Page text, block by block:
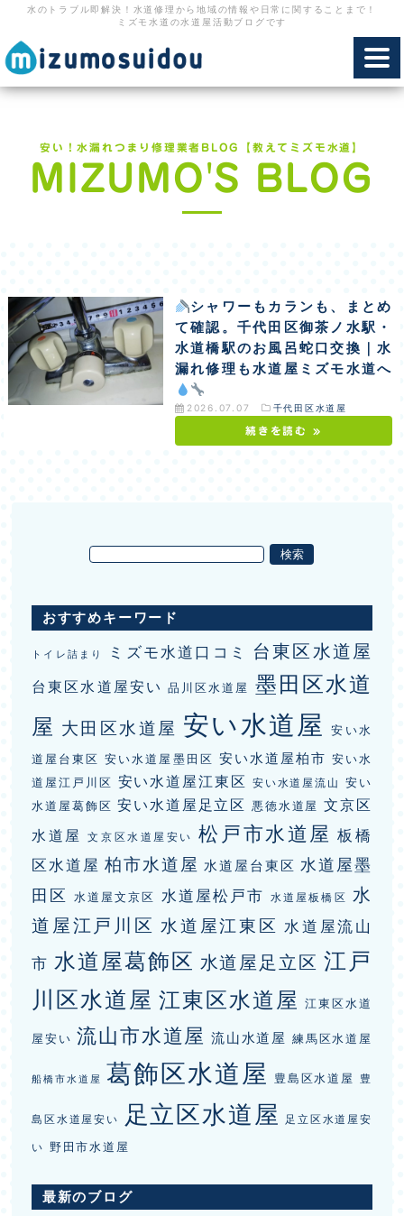
水のトラブル即解決！水道修理から地域の情報や日常に関することまで！
ミズモ水道の水道屋活動ブログです
安い！水漏れつまり修理業者BLOG【教えてミズモ水道】
MIZUMO'S BLOG
シャワーもカランも、まとめ
て確認。千代田区御茶ノ水駅・
水道橋駅のお風呂蛇口交換｜水
漏れ修理も水道屋ミズモ水道へ
2026.07.07 千代田区水道屋
続きを読む »
おすすめキーワード
トイレ詰まり ミズモ水道口コミ 台東区水道屋
台東区水道屋安い 品川区水道屋
墨田区水道
屋 大田区水道屋 安い水道屋
安い水
道屋台東区 安い水道屋墨田区 安い水道屋柏市 安い水
道屋江戸川区 安い水道屋江東区 安い水道屋流山
安い
水道屋葛飾区 安い水道屋足立区 悪徳水道屋
文京区
水道屋
文京区水道屋安い 松戸市水道屋 板橋
区水道屋 柏市水道屋 水道屋台東区 水道屋墨
田区
水道屋文京区 水道屋松戸市 水道屋板橋区
水
道屋江戸川区 水道屋江東区 水道屋流山
市 水道屋葛飾区 水道屋足立区 江戸
川区水道屋 江東区水道屋 江東区水道
屋安い 流山市水道屋 流山水道屋 練馬区水道屋
船橋市水道屋 葛飾区水道屋 豊島区水道屋 豊
島区水道屋安い 足立区水道屋 足立区水道屋安
い 野田市水道屋
最新のブログ